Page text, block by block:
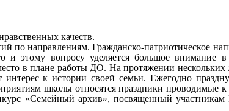
качеств.
по направлениям. Гражданско-патриотическое
и этому вопросу уделяется большое внимание
в плане работы ДО. На протяжении нескольких
к истории своей семьи. Ежегодно
школы относятся праздники проводимые
«Семейный архив», посвященный